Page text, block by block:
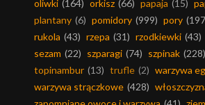
oliwki (164) orkisz (66) papaja (15)
plantany (6) pomidory (999) pory
rukola (43) rzepa (31) rzodkiewki (43)
sezam (22) szparagi (74) szpinak (228)
topinambur (13) trufle (2) warzywa
warzywa strączkowe (428)